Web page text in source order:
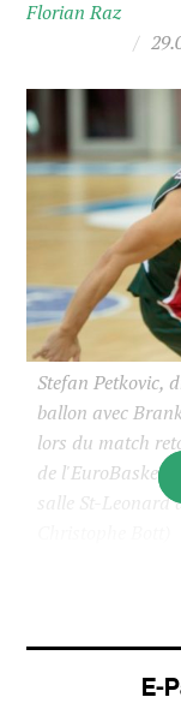
Florian Raz
/
Stefan Petkovic,
ballon avec
lors du match
de l'EuroBasket
salle St-
spielen. Das
Zuzug des E-